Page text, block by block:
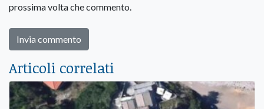
prossima volta che commento.
Articoli correlati